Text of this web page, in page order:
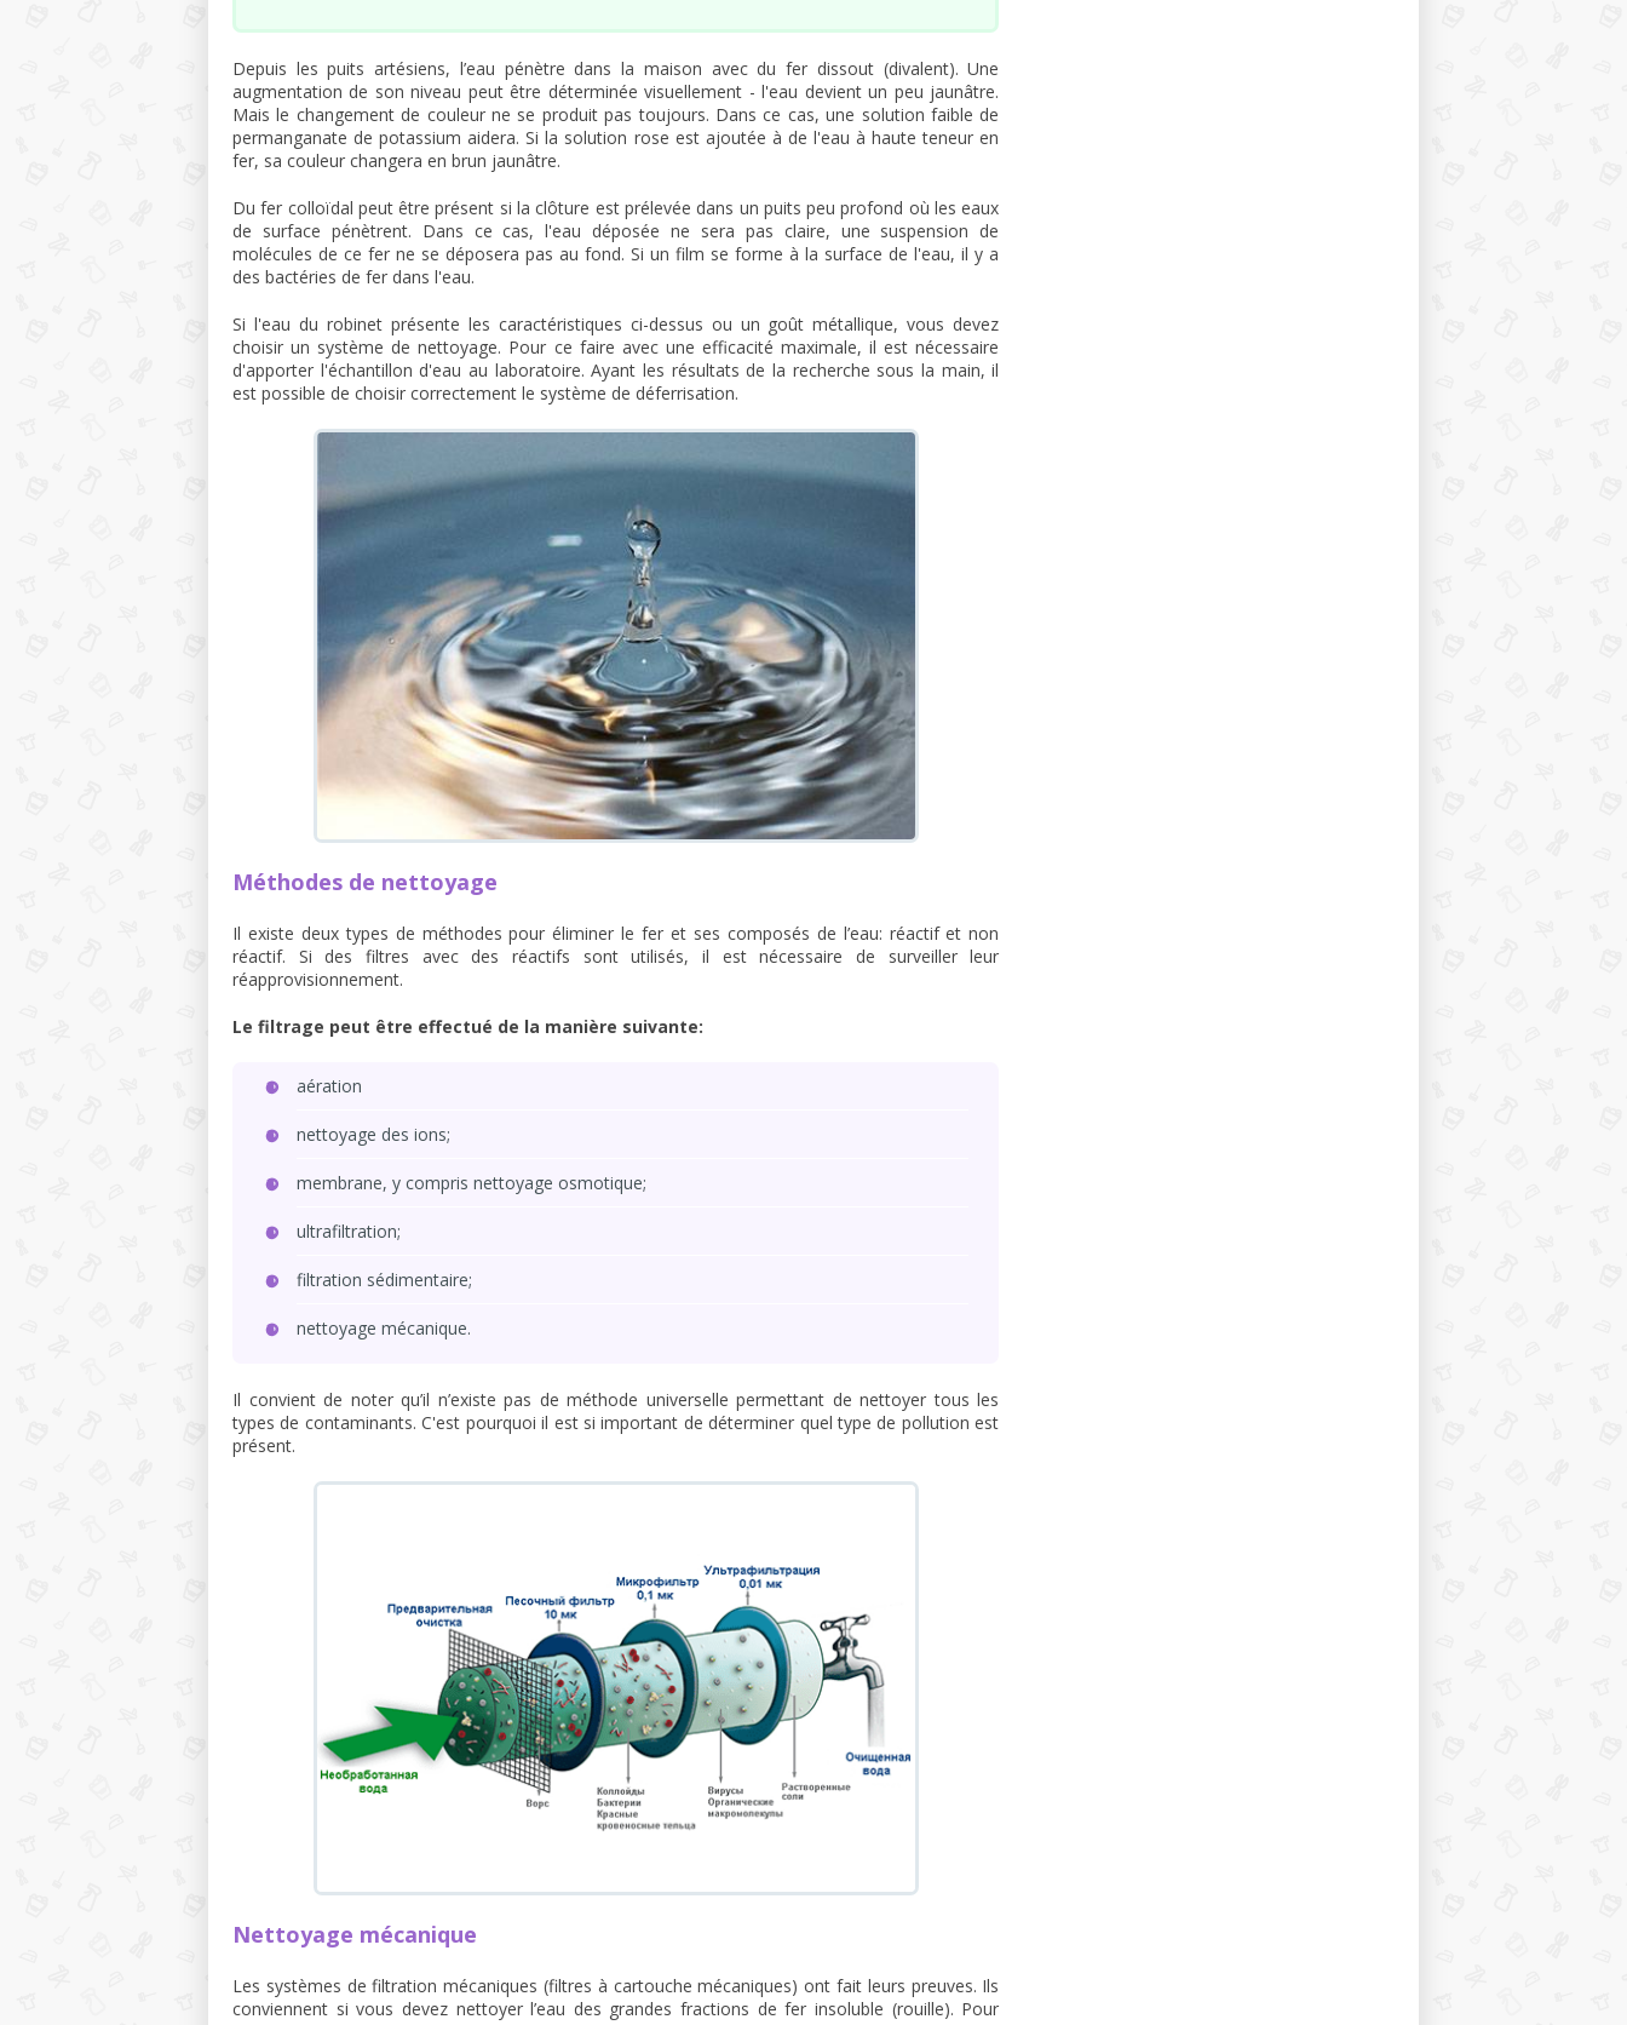
Depuis les puits artésiens, l’eau pénètre dans la maison avec du fer dissout (divalent). Une
augmentation de son niveau peut être déterminée visuellement - l'eau devient un peu jaunâtre.
Mais le changement de couleur ne se produit pas toujours. Dans ce cas, une solution faible de
permanganate de potassium aidera. Si la solution rose est ajoutée à de l'eau à haute teneur en
fer, sa couleur changera en brun jaunâtre.
Du fer colloïdal peut être présent si la clôture est prélevée dans un puits peu profond où les eaux
de surface pénètrent. Dans ce cas, l'eau déposée ne sera pas claire, une suspension de
molécules de ce fer ne se déposera pas au fond. Si un film se forme à la surface de l'eau, il y a
des bactéries de fer dans l'eau.
Si l'eau du robinet présente les caractéristiques ci-dessus ou un goût métallique, vous devez
choisir un système de nettoyage. Pour ce faire avec une efficacité maximale, il est nécessaire
d'apporter l'échantillon d'eau au laboratoire. Ayant les résultats de la recherche sous la main, il
est possible de choisir correctement le système de déferrisation.
Méthodes de nettoyage
Il existe deux types de méthodes pour éliminer le fer et ses composés de l’eau: réactif et non
réactif. Si des filtres avec des réactifs sont utilisés, il est nécessaire de surveiller leur
réapprovisionnement.
Le filtrage peut être effectué de la manière suivante:
aération
nettoyage des ions;
membrane, y compris nettoyage osmotique;
ultrafiltration;
filtration sédimentaire;
nettoyage mécanique.
Il convient de noter qu’il n’existe pas de méthode universelle permettant de nettoyer tous les
types de contaminants. C'est pourquoi il est si important de déterminer quel type de pollution est
présent.
Nettoyage mécanique
Les systèmes de filtration mécaniques (filtres à cartouche mécaniques) ont fait leurs preuves. Ils
conviennent si vous devez nettoyer l’eau des grandes fractions de fer insoluble (rouille). Pour